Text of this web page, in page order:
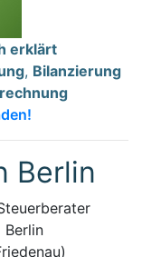
erklärt
, Bilanzierung
Berlin
Berlin